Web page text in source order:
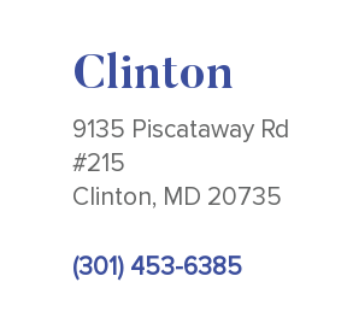
Clinton
9135 Piscataway Rd
#215
Clinton, MD 20735
(301) 453-6385